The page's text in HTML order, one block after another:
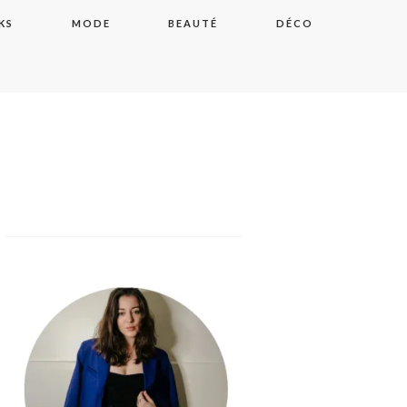
MODE BEAUTÉ DÉCO